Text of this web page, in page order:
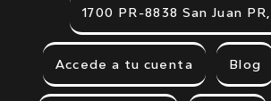
1700 PR-8838 San Juan
Accede a tu cuenta Blog